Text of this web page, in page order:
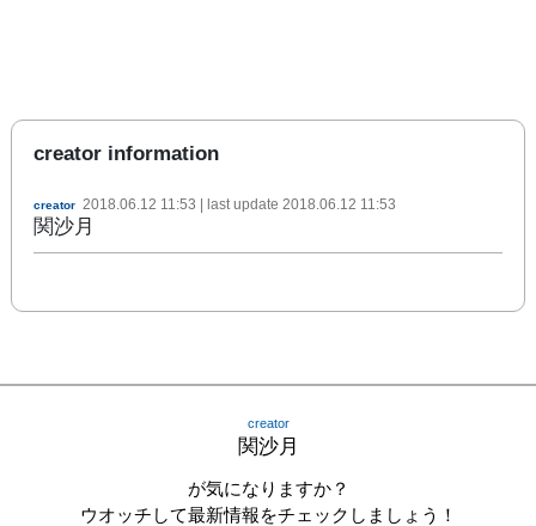
creator information
creator 2018.06.12 11:53 | last update 2018.06.12 11:53
関沙月
creator
関沙月
が気になりますか？
ウオッチして最新情報をチェックしましょう！